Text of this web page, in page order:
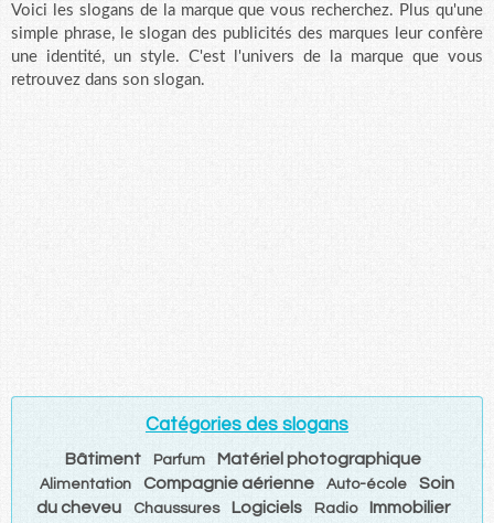
Voici les slogans de la marque que vous recherchez. Plus qu'une
simple phrase, le slogan des publicités des marques leur confère
une identité, un style. C'est l'univers de la marque que vous
retrouvez dans son slogan.
Catégories des slogans
Bâtiment Parfum Matériel photographique
Alimentation Compagnie aérienne Auto-école
Soin
du cheveu
Chaussures Logiciels Radio
Immobilier